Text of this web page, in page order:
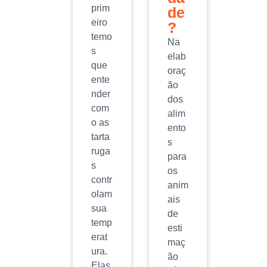
prim
eiro
temo
s
que
ente
nder
com
o as
tarta
ruga
s
contr
olam
sua
temp
erat
ura.
de
?
Na
elab
oraç
ão
dos
alim
ento
s
para
os
anim
ais
de
esti
maç
ão